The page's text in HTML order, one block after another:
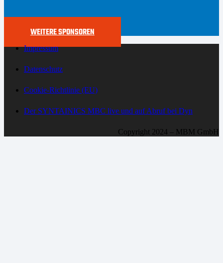
WEITERE SPONSOREN
Impressum
Datenschutz
Cookie-Richtlinie (EU)
Der SYNTAINICS MBC live und auf Abruf bei Dyn
Copyright 2024 – MBM GmbH